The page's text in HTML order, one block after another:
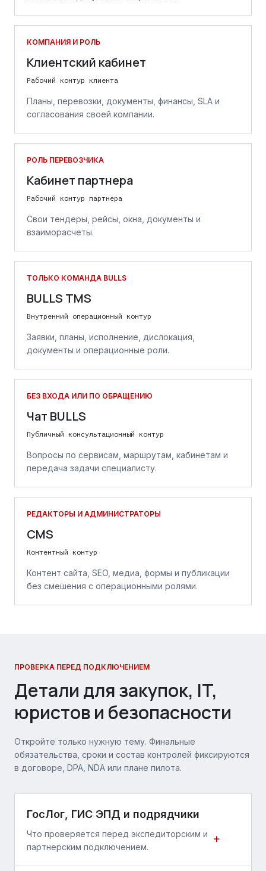
КОМПАНИЯ И РОЛЬ
Клиентский кабинет
Рабочий контур клиента
Планы, перевозки, документы, финансы, SLA и
согласования своей компании.
РОЛЬ ПЕРЕВОЗЧИКА
Кабинет партнера
Рабочий контур партнера
Свои тендеры, рейсы, окна, документы и
взаиморасчеты.
ТОЛЬКО КОМАНДА BULLS
BULLS TMS
Внутренний операционный контур
Заявки, планы, исполнение, дислокация,
документы и операционные роли.
БЕЗ ВХОДА ИЛИ ПО ОБРАЩЕНИЮ
Чат BULLS
Публичный консультационный контур
Вопросы по сервисам, маршрутам, кабинетам и
передача задачи специалисту.
РЕДАКТОРЫ И АДМИНИСТРАТОРЫ
CMS
Контентный контур
Контент сайта, SEO, медиа, формы и публикации
без смешения с операционными ролями.
ПРОВЕРКА ПЕРЕД ПОДКЛЮЧЕНИЕМ
Детали для закупок, IT,
юристов и безопасности
Откройте только нужную тему. Финальные
обязательства, сроки и состав контролей фиксируются
в договоре, DPA, NDA или плане пилота.
ГосЛог, ГИС ЭПД и подрядчики
Что проверяется перед экспедиторским и
партнерским подключением.
+